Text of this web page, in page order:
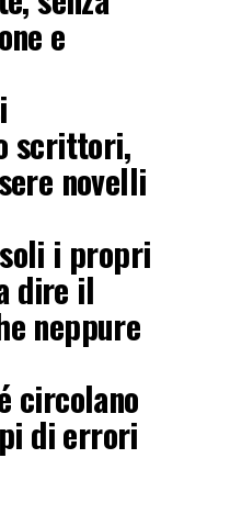
e
scrittori,
novelli
i propri
dire il
neppure
circolano
di errori